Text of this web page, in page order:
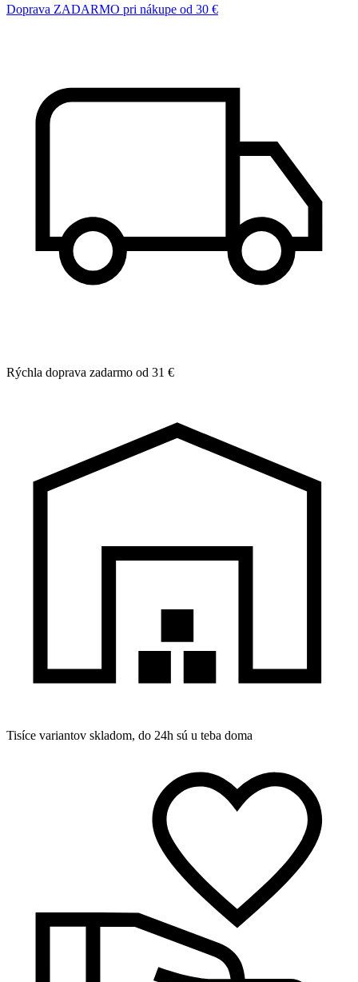
Doprava ZADARMO pri nákupe od 30 €
Rýchla doprava zadarmo od 31 €
Tisíce variantov skladom, do 24h sú u teba doma